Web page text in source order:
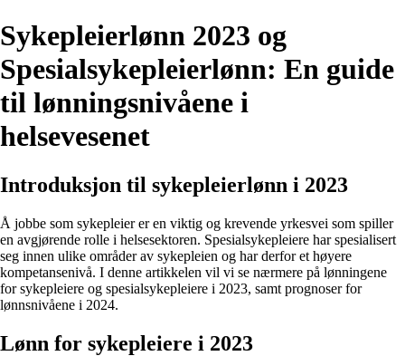
Sykepleierlønn 2023 og
Spesialsykepleierlønn: En guide
til lønningsnivåene i
helsevesenet
Introduksjon til sykepleierlønn i 2023
Å jobbe som sykepleier er en viktig og krevende yrkesvei som spiller
en avgjørende rolle i helsesektoren. Spesialsykepleiere har spesialisert
seg innen ulike områder av sykepleien og har derfor et høyere
kompetansenivå. I denne artikkelen vil vi se nærmere på lønningene
for sykepleiere og spesialsykepleiere i 2023, samt prognoser for
lønnsnivåene i 2024.
Lønn for sykepleiere i 2023